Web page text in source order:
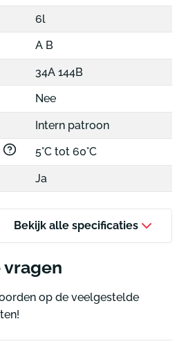
6l
A B
34A 144B
Nee
Intern patroon
5°C tot 60°C
Ja
Bekijk alle specificaties
op de veelgestelde